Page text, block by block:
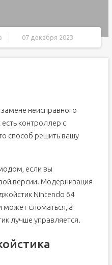
07 декабря 2023
неисправного
есть контроллер с
способ решить вашу
если вы
версии. Модернизация
Nintendo 64
может сломаться, а
лучше управляется.